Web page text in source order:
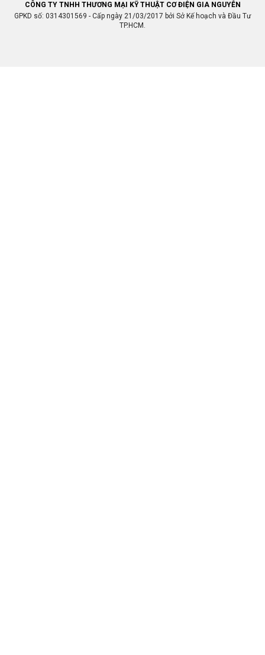
CÔNG TY TNHH THƯƠNG MẠI KỸ THUẬT CƠ ĐIỆN GIA NGUYỄN
GPKD số: 0314301569 - Cấp ngày 21/03/2017 bởi Sở Kế hoạch và Đầu Tư
TP.HCM.